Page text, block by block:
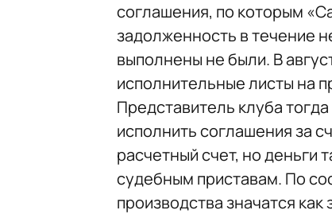
соглашения, по которым
задолженность в течение
выполнены не были. В
исполнительные листы на
Представитель клуба
исполнить соглашения за
расчетный счет, но деньги
судебным приставам. По
производства значатся